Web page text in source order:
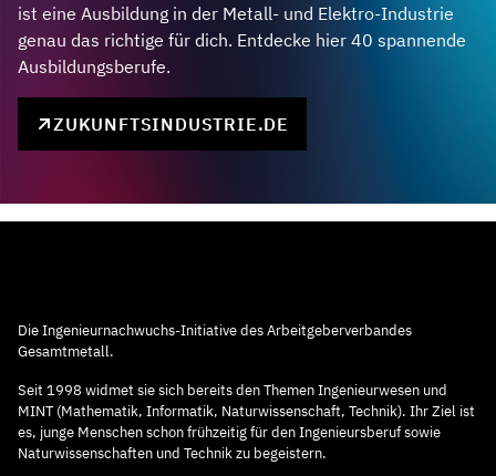
ist eine Ausbildung in der Metall- und Elektro-Industrie
genau das richtige für dich. Entdecke hier 40 spannende
Ausbildungsberufe.
ZUKUNFTSINDUSTRIE.DE
Die Ingenieurnachwuchs-Initiative des Arbeitgeberverbandes
Gesamtmetall.
Seit 1998 widmet sie sich bereits den Themen Ingenieurwesen und
MINT (Mathematik, Informatik, Naturwissenschaft, Technik). Ihr Ziel ist
es, junge Menschen schon frühzeitig für den Ingenieursberuf sowie
Naturwissenschaften und Technik zu begeistern.